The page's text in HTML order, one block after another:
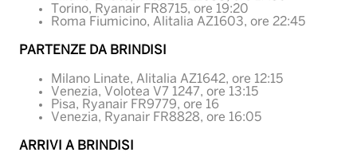
Torino, Ryanair FR8715, ore 19:20
Roma Fiumicino, Alitalia AZ1603, ore 22:45
PARTENZE DA BRINDISI
Milano Linate, Alitalia AZ1642, ore 12:15
Venezia, Volotea V7 1247, ore 13:15
Pisa, Ryanair FR9779, ore 16
Venezia, Ryanair FR8828, ore 16:05
ARRIVI A BRINDISI